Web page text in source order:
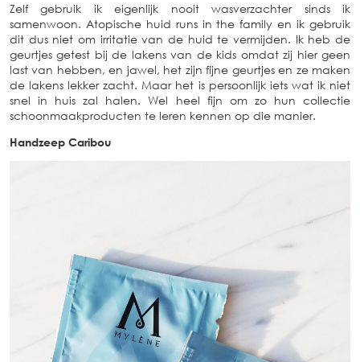
Zelf gebruik ik eigenlijk nooit wasverzachter sinds ik
samenwoon. Atopische huid runs in the family en ik gebruik
dit dus niet om irritatie van de huid te vermijden. Ik heb de
geurtjes getest bij de lakens van de kids omdat zij hier geen
last van hebben, en jawel, het zijn fijne geurtjes en ze maken
de lakens lekker zacht. Maar het is persoonlijk iets wat ik niet
snel in huis zal halen. Wel heel fijn om zo hun collectie
schoonmaakproducten te leren kennen op die manier.
Handzeep Caribou